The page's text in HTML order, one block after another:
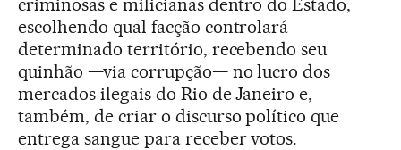
escolhendo qual facção controlará
determinado território, recebendo seu
quinhão —via corrupção— no lucro dos
mercados ilegais do Rio de Janeiro e,
também, de criar o discurso político que
entrega sangue para receber votos.